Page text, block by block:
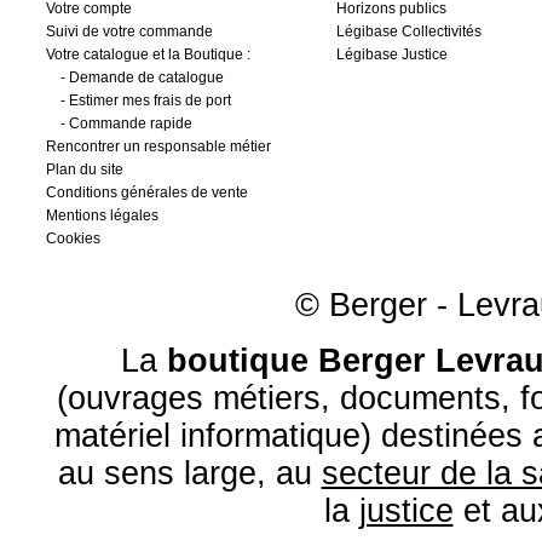
Votre compte
Suivi de votre commande
Votre catalogue et la Boutique :
- Demande de catalogue
- Estimer mes frais de port
- Commande rapide
Rencontrer un responsable métier
Plan du site
Conditions générales de vente
Mentions légales
Cookies
Horizons publics
Légibase Collectivités
Légibase Justice
© Berger -
La boutique Berger
(ouvrages métiers, documents,
matériel informatique) destinées
au sens large, au secteur de la
la justice et